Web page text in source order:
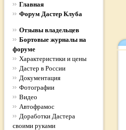
Главная
Форум Дастер Клуба
Отзывы владельцев
Бортовые журналы на
форуме
Характеристики и цены
Дастер в России
Документация
Фотографии
Видео
Автофрамос
Доработки Дастера
своими руками